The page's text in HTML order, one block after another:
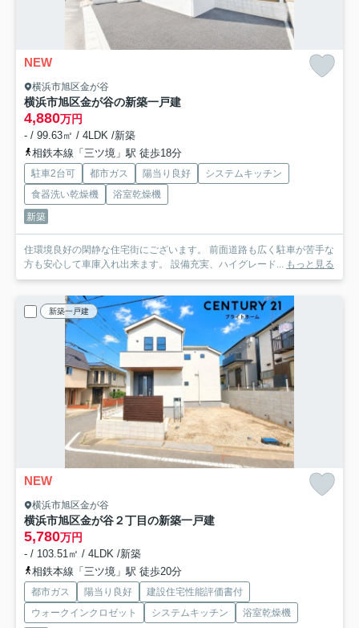
NEW
横浜市旭区金が谷
横浜市旭区金が谷の新築一戸建
4,880万円
- / 99.63㎡ / 4LDK /新築
相鉄本線「三ツ境」駅 徒歩18分
駐車2台可 都市ガス 陽当り良好
システムキッチン
食器洗い乾燥機
浴室乾燥機
新築
住環境良好の閑静な住宅街にございます。 前面道路も広く駐車が苦手な
方も安心して車庫入れ出来ます。 設備充実、ハイグレード... もっと見る
新築一戸建
NEW
横浜市旭区金が谷
横浜市旭区金が谷２丁目の新築一戸建
5,780万円
- / 103.51㎡ / 4LDK /新築
相鉄本線「三ツ境」駅 徒歩20分
都市ガス 陽当り良好
建設住宅性能評価書付
ウォークインクロゼット
システムキッチン
浴室乾燥機